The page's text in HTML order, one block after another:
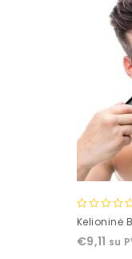
0
of
Kelioninė
€9,11 su